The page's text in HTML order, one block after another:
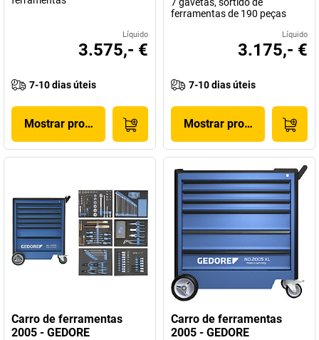
Líquido
3.575,- €
7-10 dias úteis
Mostrar produto
ferramentas de 190 peças
Líquido
3.175,- €
7-10 dias úteis
Mostrar produto
Carro de ferramentas
2005 - GEDORE
Carro de ferramentas
2005 - GEDORE